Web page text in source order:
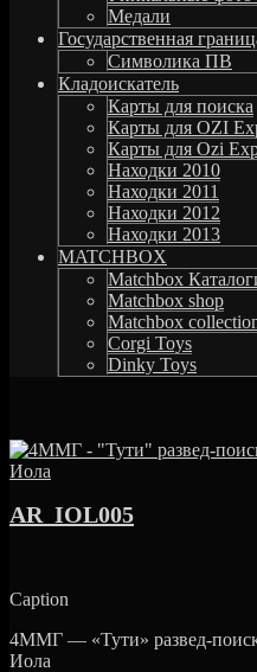
Медали
Государственная
Символика ПВ
Кладоискатель
Карты для поиска
Карты для OZI
Карты для Ozi
Находки 2010
Находки 2011
Находки 2012
Находки 2013
MATCHBOX
Matchbox
Matchbox shop
Matchbox
Corgi Toys
Dinky Toys
AR_IOL005
Caption
4ММГ — «Тути» развед-
Иола